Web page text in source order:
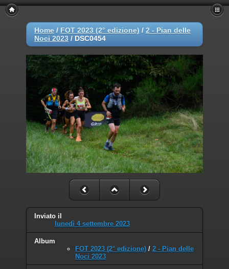
Home / FOT 2023 (2° edizione) / 2 - Pian delle
Noci 2023 / DSC0454
Inviato il
lunedì 4 settembre 2023
Album
FOT 2023 (2° edizione) / 2 - Pian delle
Noci 2023